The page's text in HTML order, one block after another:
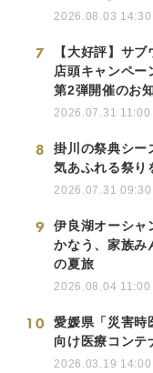
2026.08.03 14:30
7
【大好評】サ
店頭キャンペー
第2弾開催のお
2026.07.31 11:00
8
掛川の祭典シー
気あふれる祭り
2026.07.31 09:30
9
伊良湖オーシャ
かなう、家族み
の夏旅
2026.08.04 11:00
10
愛媛県「災害時
向け医療コンテ
2026.03.19 14:00